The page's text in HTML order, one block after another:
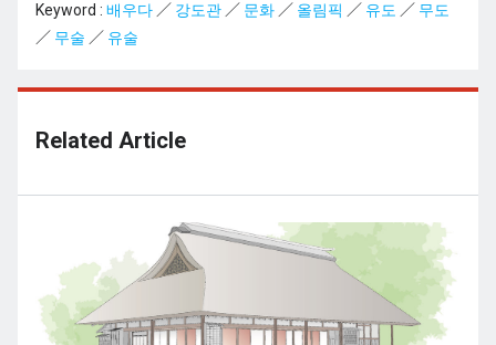
Keyword : 배우다 ／ 강도관 ／ 문화 ／ 올림픽 ／ 유도 ／ 무도
／ 무술 ／ 유술
Related Article